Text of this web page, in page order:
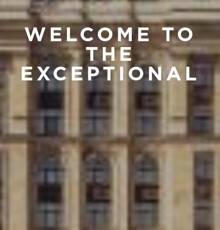
WELCOME TO
THE
EXCEPTIONAL